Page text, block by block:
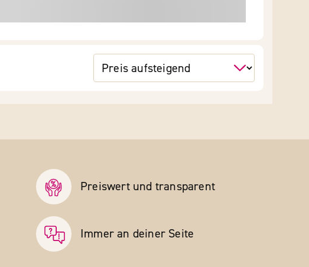
Preiswert und transparent
Immer an deiner Seite